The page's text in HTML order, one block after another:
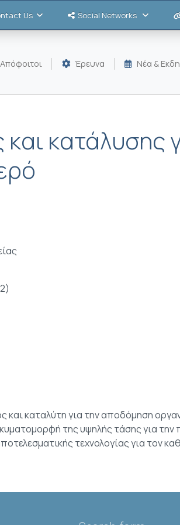
Us Social Networks
Απόφοιτοι Έρευνα Νέα &
κατάλυσης
καταλύτη για την αποδόμηση
της υψηλής τάσης για την
τεχνολογίας για τον